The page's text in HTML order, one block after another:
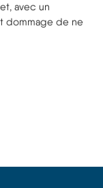
avec un
dommage de ne